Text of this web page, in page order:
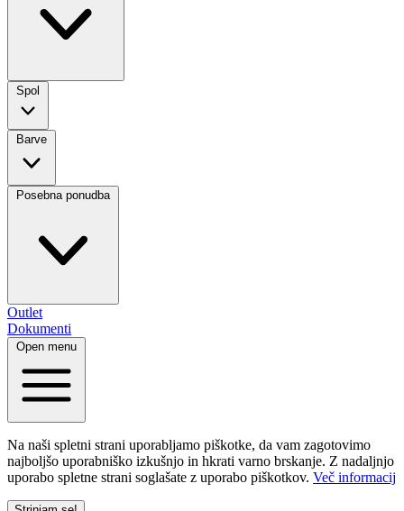
Spol
Barve
Posebna ponudba
Outlet
Dokumenti
Open menu
Na naši spletni strani uporabljamo piškotke, da vam zagotovimo
najboljšo uporabniško izkušnjo in hkrati varno brskanje. Z nadaljnjo
uporabo spletne strani soglašate z uporabo piškotkov. Več informacij